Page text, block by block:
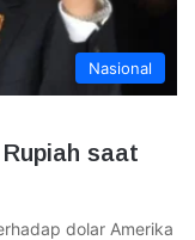
Nasional
saat
dolar Amerika